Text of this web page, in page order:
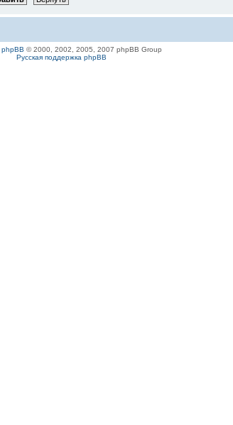
phpBB © 2000, 2002, 2005, 2007 phpBB Group
Русская поддержка phpBB